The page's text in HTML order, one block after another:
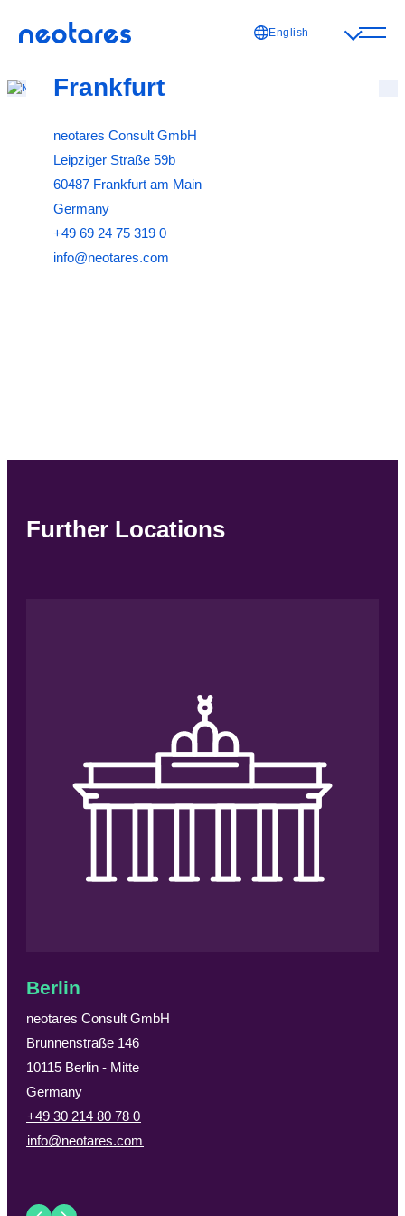
English
Frankfurt
neotares Consult GmbH
Leipziger Straße 59b
60487 Frankfurt am Main
Germany
+49 69 24 75 319 0
info@neotares.com
Further Locations
Berlin
neotares Consult GmbH
Brunnenstraße 146
10115 Berlin - Mitte
Germany
+49 30 214 80 78 0
info@neotares.com